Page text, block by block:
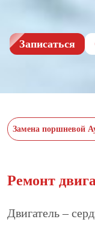
Записаться
Замена поршневой
Ремонт
Двигатель –